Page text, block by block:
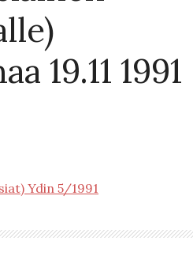
19.11 1991
Ydin 5/1991